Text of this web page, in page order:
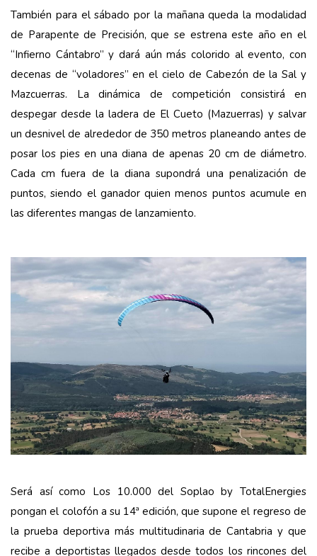
También para el sábado por la mañana queda la modalidad
de Parapente de Precisión, que se estrena este año en el
“Infierno Cántabro” y dará aún más colorido al evento, con
decenas de “voladores” en el cielo de Cabezón de la Sal y
Mazcuerras. La dinámica de competición consistirá en
despegar desde la ladera de El Cueto (Mazuerras) y salvar
un desnivel de alrededor de 350 metros planeando antes de
posar los pies en una diana de apenas 20 cm de diámetro.
Cada cm fuera de la diana supondrá una penalización de
puntos, siendo el ganador quien menos puntos acumule en
las diferentes mangas de lanzamiento.
Será así como Los 10.000 del Soplao by TotalEnergies
pongan el colofón a su 14ª edición, que supone el regreso de
la prueba deportiva más multitudinaria de Cantabria y que
recibe a deportistas llegados desde todos los rincones del